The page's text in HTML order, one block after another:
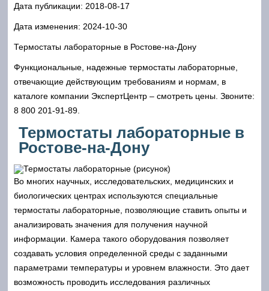
Дата публикации: 2018-08-17
Дата изменения: 2024-10-30
Термостаты лабораторные в Ростове-на-Дону
Функциональные, надежные термостаты лабораторные,
отвечающие действующим требованиям и нормам, в
каталоге компании ЭкспертЦентр – смотреть цены. Звоните:
8 800 201-91-89.
Термостаты лабораторные в
Ростове-на-Дону
Во многих научных, исследовательских, медицинских и
биологических центрах используются специальные
термостаты лабораторные, позволяющие ставить опыты и
анализировать значения для получения научной
информации. Камера такого оборудования позволяет
создавать условия определенной среды с заданными
параметрами температуры и уровнем влажности. Это дает
возможность проводить исследования различных